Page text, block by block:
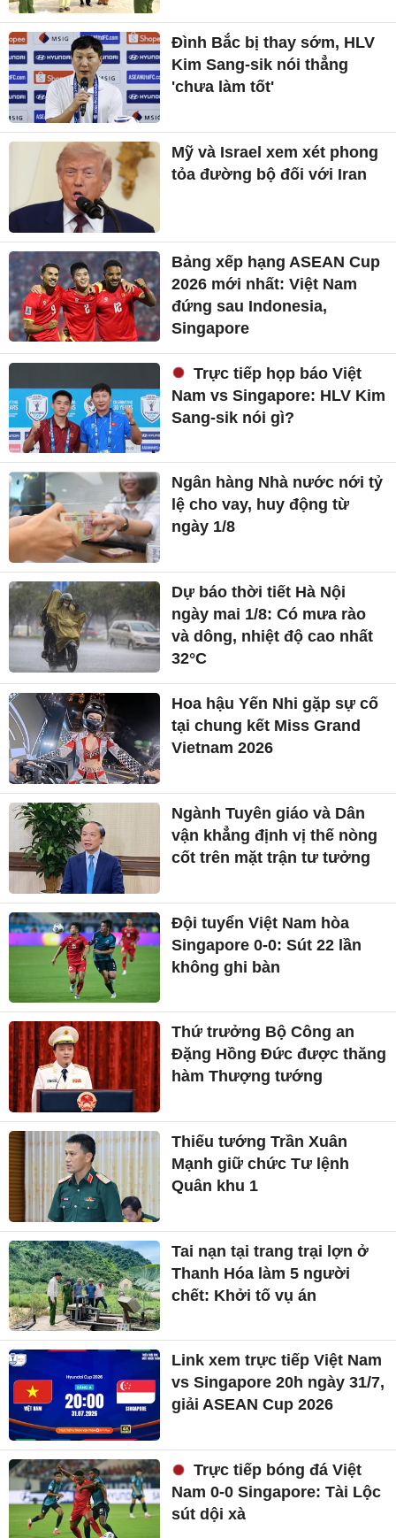
Đình Bắc bị thay sớm, HLV
Kim Sang-sik nói thẳng
'chưa làm tốt'
Mỹ và Israel xem xét phong
tỏa đường bộ đối với Iran
Bảng xếp hạng ASEAN Cup
2026 mới nhất: Việt Nam
đứng sau Indonesia,
Singapore
Trực tiếp họp báo Việt
Nam vs Singapore: HLV Kim
Sang-sik nói gì?
Ngân hàng Nhà nước nới tỷ
lệ cho vay, huy động từ
ngày 1/8
Dự báo thời tiết Hà Nội
ngày mai 1/8: Có mưa rào
và dông, nhiệt độ cao nhất
32°C
Hoa hậu Yến Nhi gặp sự cố
tại chung kết Miss Grand
Vietnam 2026
Ngành Tuyên giáo và Dân
vận khẳng định vị thế nòng
cốt trên mặt trận tư tưởng
Đội tuyển Việt Nam hòa
Singapore 0-0: Sút 22 lần
không ghi bàn
Thứ trưởng Bộ Công an
Đặng Hồng Đức được thăng
hàm Thượng tướng
Thiếu tướng Trần Xuân
Mạnh giữ chức Tư lệnh
Quân khu 1
Tai nạn tại trang trại lợn ở
Thanh Hóa làm 5 người
chết: Khởi tố vụ án
Link xem trực tiếp Việt Nam
vs Singapore 20h ngày 31/7,
giải ASEAN Cup 2026
Trực tiếp bóng đá Việt
Nam 0-0 Singapore: Tài Lộc
sút dội xà